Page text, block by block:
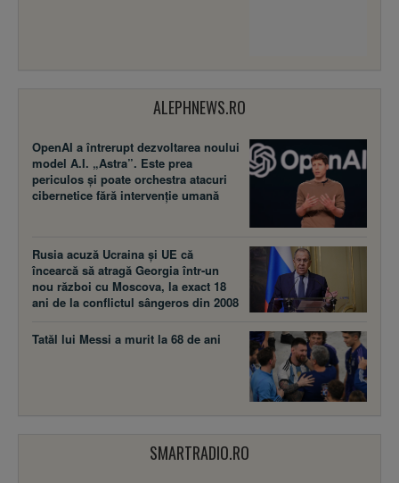
ALEPHNEWS.RO
OpenAI a întrerupt dezvoltarea noului
model A.I. „Astra”. Este prea
periculos și poate orchestra atacuri
cibernetice fără intervenție umană
Rusia acuză Ucraina şi UE că
încearcă să atragă Georgia într-un
nou război cu Moscova, la exact 18
ani de la conflictul sângeros din 2008
Tatăl lui Messi a murit la 68 de ani
SMARTRADIO.RO